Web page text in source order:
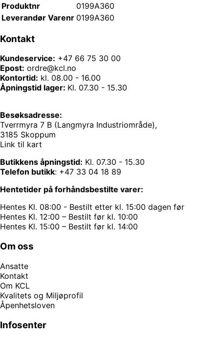
Produktnr
0199A360
Leverandør Varenr 0199A360
Kontakt
Kundeservice: +47 66 75 30 00
Epost: ordre@kcl.no
Kontortid: kl. 08.00 - 16.00
Åpningstid lager: Kl. 07.30 - 15.30
Besøksadresse:
Tverrmyra 7 B (Langmyra Industriområde),
3185 Skoppum
Link til kart
Butikkens åpningstid: Kl. 07.30 - 15.30
Telefon butikk: +47 33 04 18 89
Hentetider på forhåndsbestilte varer:
Hentes Kl. 08:00 - Bestilt etter kl. 15:00 dagen før
Hentes Kl. 12:00 – Bestilt før kl. 10:00
Hentes Kl. 15:00 – Bestilt før kl. 14:00
Om oss
Ansatte
Kontakt
Om KCL
Kvalitets og Miljøprofil
Åpenhetsloven
Infosenter